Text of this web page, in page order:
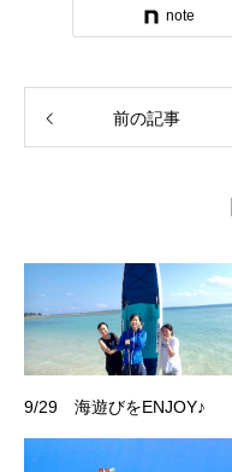
note
前の記事
9/29 海遊びをENJOY♪